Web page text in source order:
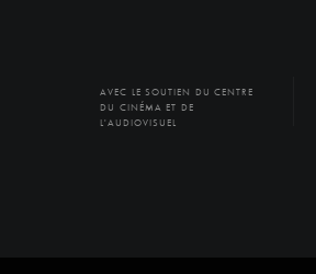
AVEC LE SOUTIEN DU CENTRE
DU CINÉMA ET DE
L'AUDIOVISUEL